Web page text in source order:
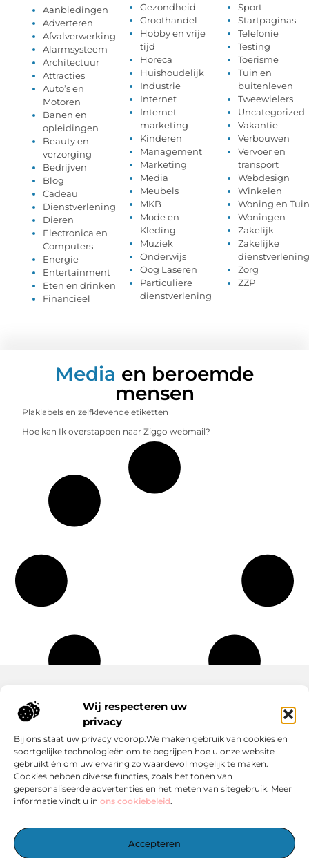
Wij respecteren uw
privacy
Bij ons staat uw privacy voorop.We maken gebruik van cookies en
soortgelijke technologieën om te begrijpen hoe u onze website
gebruikt én om uw ervaring zo waardevol mogelijk te maken.
Cookies hebben diverse functies, zoals het tonen van
gepersonaliseerde advertenties en het meten van sitegebruik. Meer
informatie vindt u in ons cookiebeleid.
Accepteren
Aanbiedingen
Adverteren
Afvalverwerking
Alarmsysteem
Architectuur
Attracties
Auto’s en
Motoren
Banen en
opleidingen
Beauty en
verzorging
Bedrijven
Blog
Cadeau
Dienstverlening
Dieren
Electronica en
Computers
Energie
Entertainment
Eten en drinken
Financieel
Gezondheid
Groothandel
Hobby en vrije
tijd
Horeca
Huishoudelijk
Industrie
Internet
Internet
marketing
Kinderen
Management
Marketing
Media
Meubels
MKB
Mode en
Kleding
Muziek
Onderwijs
Oog Laseren
Particuliere
dienstverlening
Sport
Startpaginas
Telefonie
Testing
Toerisme
Tuin en
buitenleven
Tweewielers
Uncategorized
Vakantie
Verbouwen
Vervoer en
transport
Webdesign
Winkelen
Woning en Tuin
Woningen
Zakelijk
Zakelijke
dienstverlening
Zorg
ZZP
Media en beroemde
mensen
Plaklabels en zelfklevende etiketten
Hoe kan Ik overstappen naar Ziggo webmail?
— Laat je inspireren door boeiende verhalen, handige tips en
Onze informatie